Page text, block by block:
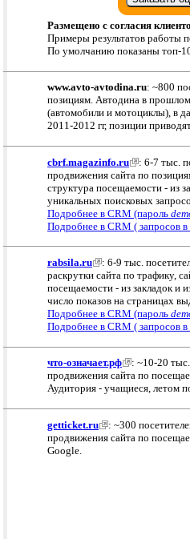
Размещено с согласия
Примеры результатов работы
По умолчанию показаны топ-
www.avto-avtodina.ru: ~800
позициям. Автодина в
(автомобили и мотоциклы), в
2011-2012 гг, позиции
cbrf.magazinfo.ru
: 6-7 тыс.
продвижения сайта по
структура посещаемости - из
уникальных поисковых
Подробнее в CRM (пароль
Подробнее в CRM ( запросов
rabsila.ru
: 6-9 тыс.
раскрутки сайта по трафику,
посещаемости - из закладок и
число показов на страницах
Подробнее в CRM (пароль
Подробнее в CRM ( запросов
что-означает.рф
: ~10-20
продвижения сайта по
Аудитория - учащиеся, летом
getticket.ru
: ~300
продвижения сайта по
Google.